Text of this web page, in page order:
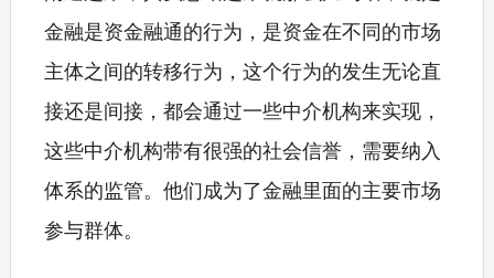
金融是资金融通的行为，是资金在不同的市场
主体之间的转移行为，这个行为的发生无论直
接还是间接，都会通过一些中介机构来实现，
这些中介机构带有很强的社会信誉，需要纳入
体系的监管。他们成为了金融里面的主要市场
参与群体。